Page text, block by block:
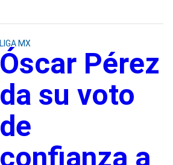
LIGA MX
Óscar Pérez
da su voto
de
confianza a